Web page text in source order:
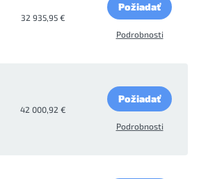
32 935,95 €
Požiadať
Podrobnosti
42 000,92 €
Požiadať
Podrobnosti